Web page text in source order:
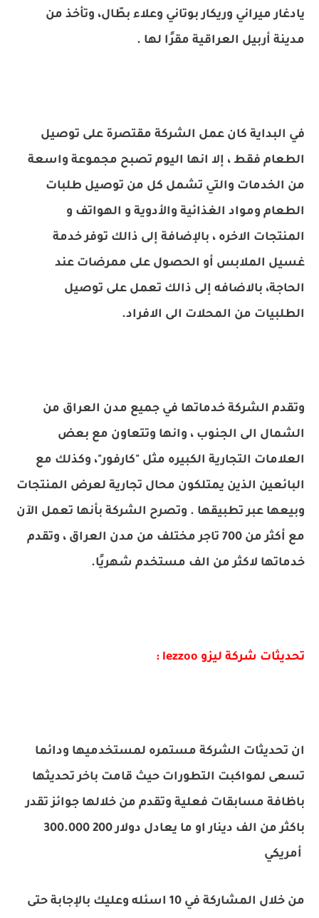
يادغار ميراني وريكار بوتاني وعلاء بطّال، وتأخذ من
مدينة أربيل العراقية مقرًا لها .
في البداية كان عمل الشركة مقتصرة على توصيل
الطعام فقط ، إلا انها اليوم تصبح مجموعة واسعة
من الخدمات والتي تشمل كل من توصيل طلبات
الطعام ومواد الغذائية والأدوية و الهواتف و
المنتجات الاخره ، بالإضافة إلى ذالك توفر خدمة
غسيل الملابس أو الحصول على ممرضات عند
الحاجة، بالاضافه إلى ذالك تعمل على توصيل
الطلبيات من المحلات الى الافراد.
وتقدم الشركة خدماتها في جميع مدن العراق من
الشمال الى الجنوب ، وانها وتتعاون مع بعض
العلامات التجارية الكبيره مثل "كارفور"، وكذلك مع
البائعين الذين يمتلكون محال تجارية لعرض المنتجات
وبيعها عبر تطبيقها . وتصرح الشركة بأنها تعمل الآن
مع أكثر من 700 تاجر مختلف من مدن العراق ، وتقدم
خدماتها لاكثر من الف مستخدم شهريًا.
تحديثات شركة ليزو lezzoo :
ان تحديثات الشركة مستمره لمستخدميها ودائما
تسعى لمواكبت التطورات حيث قامت باخر تحديثها
باظافة مسابقات فعلية وتقدم من خلالها جوائز تقدر
باكثر من 300‪.000‪ الف دينار او ما يعادل 200‪ دولار
من خلال المشاركة في 10 اسئله وعليك بالإجابة حتى